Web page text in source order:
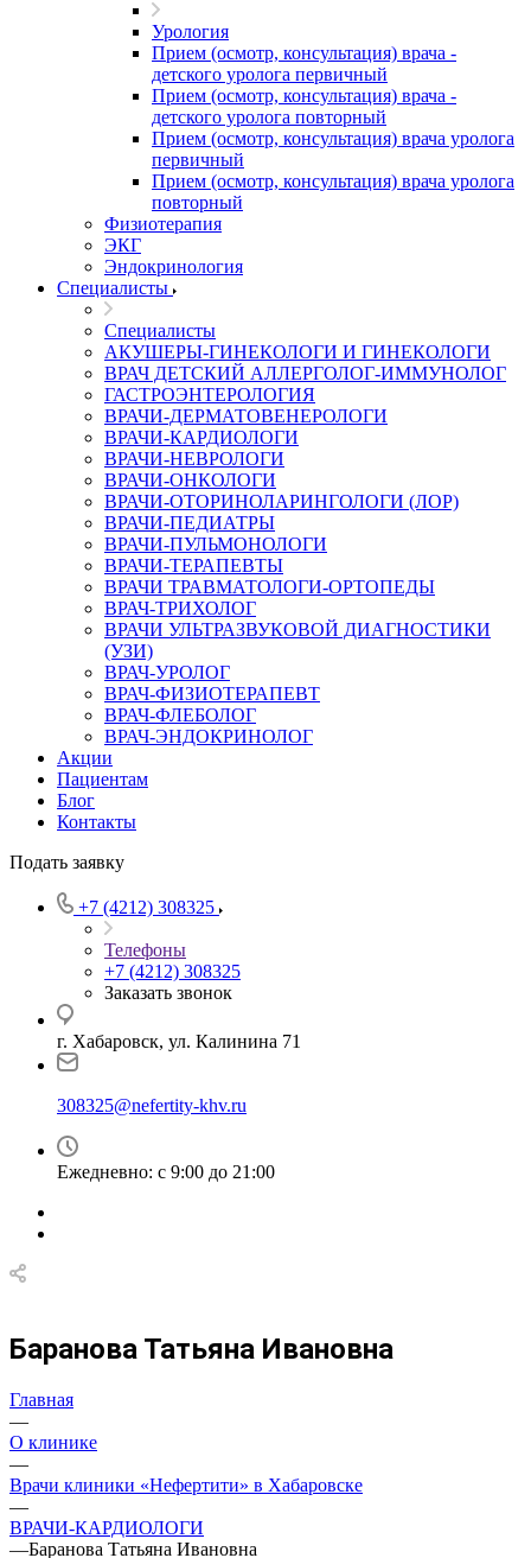
Урология
Прием (осмотр, консультация) врача -
детского уролога первичный
Прием (осмотр, консультация) врача -
детского уролога повторный
Прием (осмотр, консультация) врача уролога
первичный
Прием (осмотр, консультация) врача уролога
повторный
Физиотерапия
ЭКГ
Эндокринология
Специалисты
Специалисты
АКУШЕРЫ-ГИНЕКОЛОГИ И ГИНЕКОЛОГИ
ВРАЧ ДЕТСКИЙ АЛЛЕРГОЛОГ-ИММУНОЛОГ
ГАСТРОЭНТЕРОЛОГИЯ
ВРАЧИ-ДЕРМАТОВЕНЕРОЛОГИ
ВРАЧИ-КАРДИОЛОГИ
ВРАЧИ-НЕВРОЛОГИ
ВРАЧИ-ОНКОЛОГИ
ВРАЧИ-ОТОРИНОЛАРИНГОЛОГИ (ЛОР)
ВРАЧИ-ПЕДИАТРЫ
ВРАЧИ-ПУЛЬМОНОЛОГИ
ВРАЧИ-ТЕРАПЕВТЫ
ВРАЧИ ТРАВМАТОЛОГИ-ОРТОПЕДЫ
ВРАЧ-ТРИХОЛОГ
ВРАЧИ УЛЬТРАЗВУКОВОЙ ДИАГНОСТИКИ
(УЗИ)
ВРАЧ-УРОЛОГ
ВРАЧ-ФИЗИОТЕРАПЕВТ
ВРАЧ-ФЛЕБОЛОГ
ВРАЧ-ЭНДОКРИНОЛОГ
Акции
Пациентам
Блог
Контакты
Подать заявку
+7 (4212) 308325
Телефоны
+7 (4212) 308325
Заказать звонок
г. Хабаровск, ул. Калинина 71
308325@nefertity-khv.ru
Ежедневно: с 9:00 до 21:00
Баранова Татьяна Ивановна
Главная
—
О клинике
—
Врачи клиники «Нефертити» в Хабаровске
—
ВРАЧИ-КАРДИОЛОГИ
—Баранова Татьяна Ивановна